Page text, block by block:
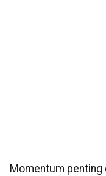
Momentum penting